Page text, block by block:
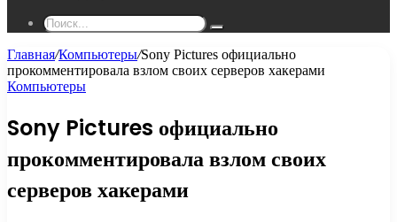
Поиск...
Главная/Компьютеры/Sony Pictures официально
прокомментировала взлом своих серверов хакерами
Компьютеры
Sony Pictures официально
прокомментировала взлом своих
серверов хакерами